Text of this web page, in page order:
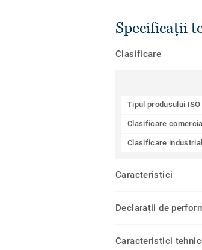
Specificații
Clasificare
Tipul produsului ISO
Clasificare
Clasificare
Caracteristici
Declarații de
Caracteristici